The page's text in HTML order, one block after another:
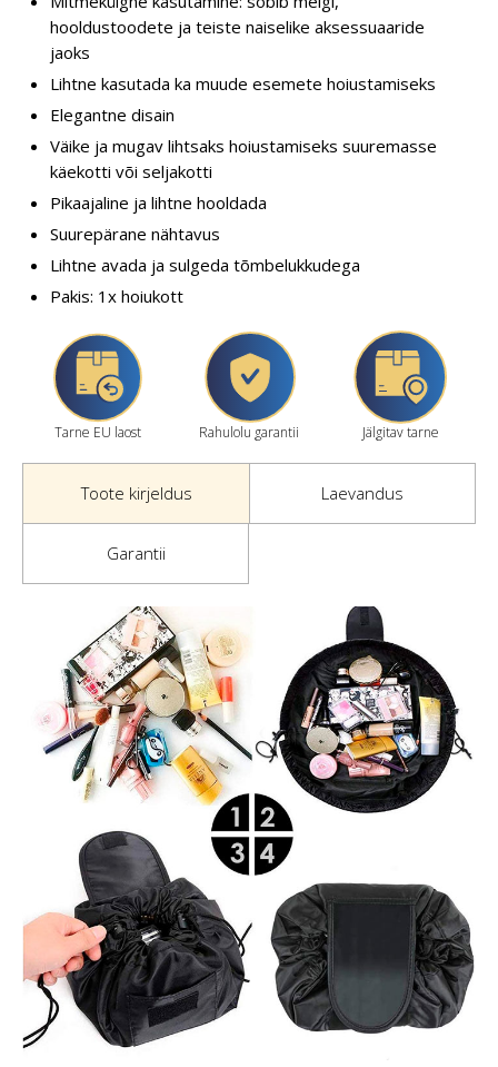
hooldustoodete ja teiste naiselike aksessuaaride
jaoks
Lihtne kasutada ka muude esemete hoiustamiseks
Elegantne disain
Väike ja mugav lihtsaks hoiustamiseks suuremasse
käekotti või seljakotti
Pikaajaline ja lihtne hooldada
Suurepärane nähtavus
Lihtne avada ja sulgeda tõmbelukkudega
Pakis: 1x hoiukott
Tarne EU laost Rahulolu garantii Jälgitav tarne
Toote kirjeldus Laevandus
Garantii